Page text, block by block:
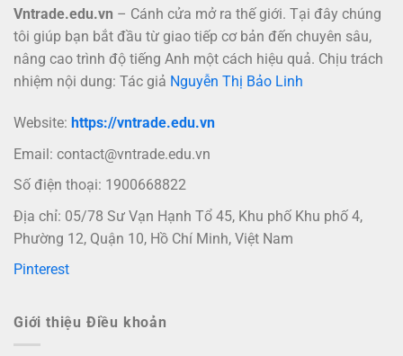
Vntrade.edu.vn – Cánh cửa mở ra thế giới. Tại đây chúng
tôi giúp bạn bắt đầu từ giao tiếp cơ bản đến chuyên sâu,
nâng cao trình độ tiếng Anh một cách hiệu quả. Chịu trách
nhiệm nội dung: Tác giả Nguyễn Thị Bảo Linh
Website: https://vntrade.edu.vn
Email: contact@vntrade.edu.vn
Số điện thoại: 1900668822
Địa chỉ: 05/78 Sư Vạn Hạnh Tổ 45, Khu phố Khu phố 4,
Phường 12, Quận 10, Hồ Chí Minh, Việt Nam
Pinterest
Giới thiệu Điều khoản